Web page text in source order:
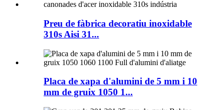
Preu de fàbrica decoratiu inoxidable
310s Aisi 31...
Placa de xapa d'alumini de 5 mm i 10
mm de gruix 1050 1...